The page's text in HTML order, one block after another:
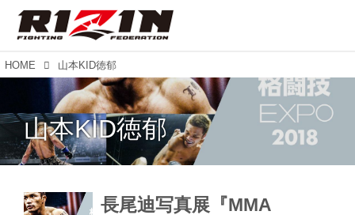
HOME 山本KID徳郁
山本KID徳郁
長尾迪写真展『MMA